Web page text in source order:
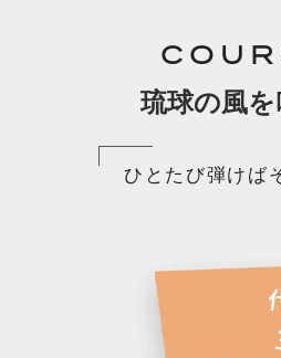
琉球の風を
ひとたび弾けば